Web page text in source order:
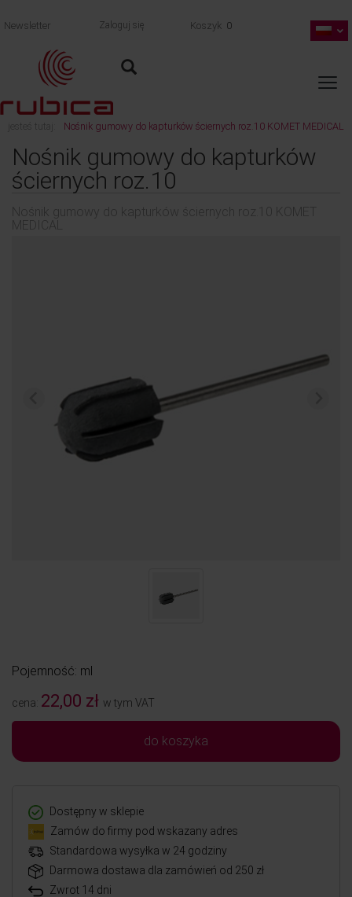
Newsletter Zaloguj się Koszyk 0
jesteś tutaj: Nośnik gumowy do kapturków ściernych roz.10 KOMET MEDICAL
Nośnik gumowy do kapturków
ściernych roz.10
Nośnik gumowy do kapturków ściernych roz.10 KOMET
MEDICAL
Pojemność: ml
cena: 22,00 zł w tym VAT
do koszyka
Dostępny w sklepie
Zamów do firmy pod wskazany adres
Standardowa wysyłka w 24 godziny
Darmowa dostawa dla zamówień od 250 zł
Zwrot 14 dni